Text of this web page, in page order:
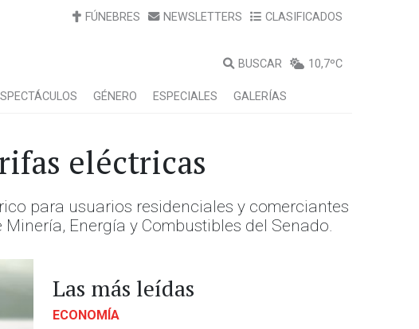
FÚNEBRES NEWSLETTERS CLASIFICADOS
BUSCAR 10,7ºC
GÉNERO ESPECIALES GALERÍAS
eléctricas
para usuarios residenciales y comerciantes
Energía y Combustibles del Senado.
Las más leídas
ECONOMÍA